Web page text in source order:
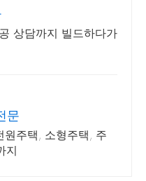
상담까지 빌드하다가
문
주택, 소형주택, 주
지